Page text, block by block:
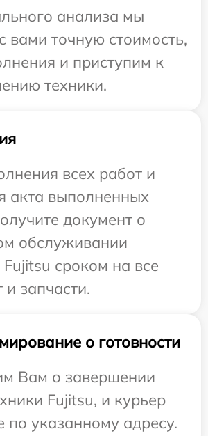
анализа мы
вами точную стоимость,
и приступим к
техники.
всех работ и
акта выполненных
документ о
обслуживании
Fujitsu сроком на все
запчасти.
о готовности
Вам о завершении
Fujitsu, и курьер
по указанному адресу.